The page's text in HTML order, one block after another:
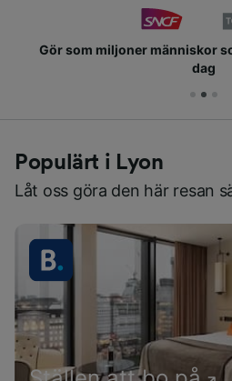
Gör som miljoner människor
dag
Populärt i Lyon
Låt oss göra den här resan